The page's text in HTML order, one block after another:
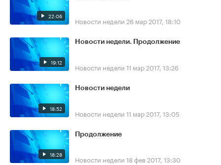
22:06 Новости недели 26 мар 2017, 18:10
19:12
Новости недели. Продолжение
Новости недели 11 мар 2017, 13:26
18:52
Новости недели
Новости недели 11 мар 2017, 13:05
18:28
Продолжение
Новости недели 18 фев 2017, 13:30